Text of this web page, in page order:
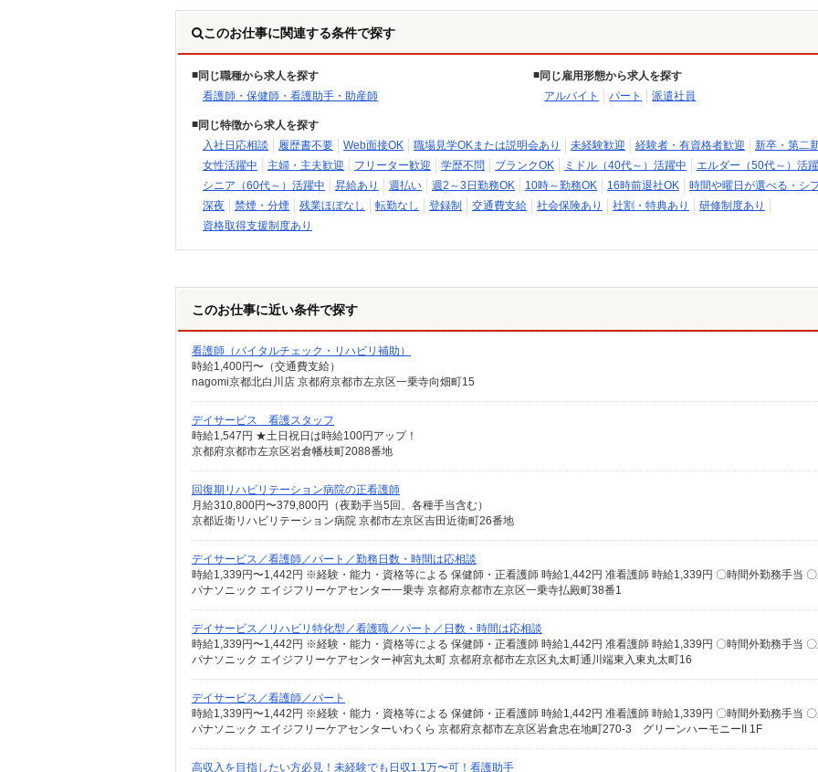
このお仕事に関連する条件で探す
同じ職種から求人を探す
看護師・保健師・看護助手・助産師
同じ雇用形態から求人を探す
アルバイト
パート 派遣社員
同じ特徴から求人を探す
入社日応相談
履歴書不要 Web面接OK 職場見学OKまたは説明会あり 未経験歓迎 経験者・有資格者歓迎
新卒・第二
女性活躍中
主婦・主夫歓迎 フリーター歓迎 学歴不問 ブランクOK ミドル（40代～）活躍中
エルダー（50代～）活
シニア（60代～）活躍中
昇給あり 週払い 週2～3日勤務OK 10時～勤務OK 16時前退社OK
時間や曜日が選べる・シ
深夜
禁煙・分煙 残業ほぼなし 転勤なし 登録制 交通費支給 社会保険あり 社割・特典あり
研修制度あり
資格取得支援制度あり
このお仕事に近い条件で探す
看護師（バイタルチェック・リハビリ補助）
時給1,400円〜（交通費支給）
nagomi京都北白川店 京都府京都市左京区一乗寺向畑町15
デイサービス 看護スタッフ
時給1,547円 ★土日祝日は時給100円アップ！
京都府京都市左京区岩倉幡枝町2088番地
回復期リハビリテーション病院の正看護師
月給310,800円〜379,800円（夜勤手当5回、各種手当含む）
京都近衛リハビリテーション病院 京都市左京区吉田近衛町26番地
デイサービス／看護師／パート／勤務日数・時間は応相談
パナソニック エイジフリーケアセンター一乗寺 京都府京都市左京区一乗寺払殿町38番1
デイサービス／リハビリ特化型／看護職／パート／日数・時間は応相談
パナソニック エイジフリーケアセンター神宮丸太町 京都府京都市左京区丸太町通川端東入東丸太町16
デイサービス／看護師／パート
パナソニック エイジフリーケアセンターいわくら 京都府京都市左京区岩倉忠在地町270-3 グリーンハーモニーII 1F
高収入を目指したい方必見！未経験でも日収1.1万〜可！看護助手